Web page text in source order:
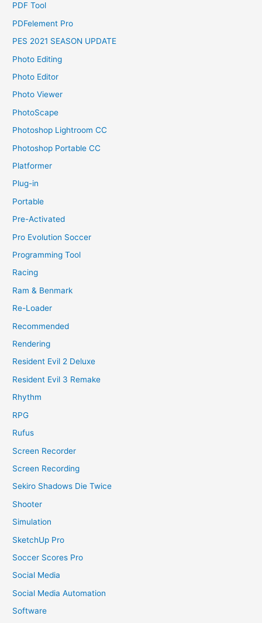
PDF Tool
PDFelement Pro
PES 2021 SEASON UPDATE
Photo Editing
Photo Editor
Photo Viewer
PhotoScape
Photoshop Lightroom CC
Photoshop Portable CC
Platformer
Plug-in
Portable
Pre-Activated
Pro Evolution Soccer
Programming Tool
Racing
Ram & Benmark
Re-Loader
Recommended
Rendering
Resident Evil 2 Deluxe
Resident Evil 3 Remake
Rhythm
RPG
Rufus
Screen Recorder
Screen Recording
Sekiro Shadows Die Twice
Shooter
Simulation
SketchUp Pro
Soccer Scores Pro
Social Media
Social Media Automation
Software